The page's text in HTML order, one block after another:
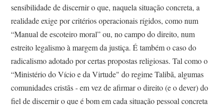
sensibilidade de discernir o que, naquela situação concreta, a
realidade exige por critérios operacionais rígidos, como num
“Manual de escoteiro moral” ou, no campo do direito, num
estreito legalismo à margem da justiça. É também o caso do
radicalismo adotado por certas propostas religiosas. Tal como o
“Ministério do Vício e da Virtude" do regime Talibã, algumas
comunidades cristãs - em vez de afirmar o direito (e o dever) do
fiel de discernir o que é bom em cada situação pessoal concreta